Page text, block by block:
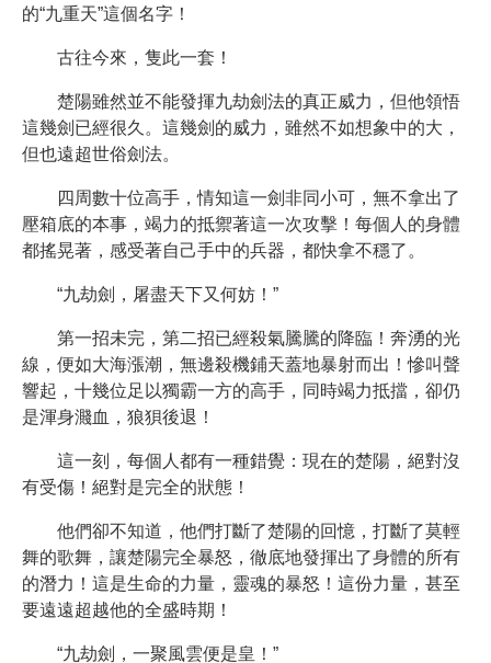
的“九重天”這個名字！
古往今來，隻此一套！
楚陽雖然並不能發揮九劫劍法的真正威力，但他領悟
這幾劍已經很久。這幾劍的威力，雖然不如想象中的大，
但也遠超世俗劍法。
四周數十位高手，情知這一劍非同小可，無不拿出了
壓箱底的本事，竭力的抵禦著這一次攻擊！每個人的身體
都搖晃著，感受著自己手中的兵器，都快拿不穩了。
“九劫劍，屠盡天下又何妨！”
第一招未完，第二招已經殺氣騰騰的降臨！奔湧的光
線，便如大海漲潮，無邊殺機鋪天蓋地暴射而出！慘叫聲
響起，十幾位足以獨霸一方的高手，同時竭力抵擋，卻仍
是渾身濺血，狼狽後退！
這一刻，每個人都有一種錯覺：現在的楚陽，絕對沒
有受傷！絕對是完全的狀態！
他們卻不知道，他們打斷了楚陽的回憶，打斷了莫輕
舞的歌舞，讓楚陽完全暴怒，徹底地發揮出了身體的所有
的潛力！這是生命的力量，靈魂的暴怒！這份力量，甚至
要遠遠超越他的全盛時期！
“九劫劍，一聚風雲便是皇！”